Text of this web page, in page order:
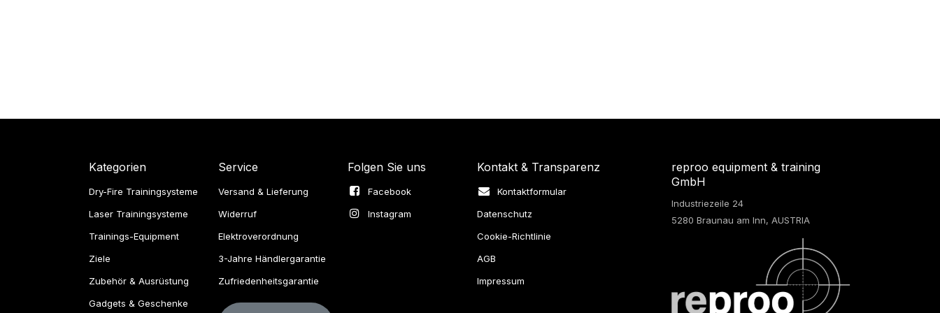
Kategorien
Dry-Fire Trainingsysteme
Laser Trainingsysteme
Trainings-Equipment
Ziele
Zubehör & Ausrüstung
Gadgets & Geschenke
Service
Versand & Lieferung
Widerruf
Elektroverordnung
3-Jahre Händlergarantie
Zufriedenheitsgarantie
Folgen Sie uns
Facebook
Instagram
Kontakt & Transparenz
Kontaktformular
Datenschutz
Cookie-Richtlinie
AGB
Impressum
reproo equipment & training
GmbH
Industriezeile 24
5280 Braunau am Inn, AUSTRIA